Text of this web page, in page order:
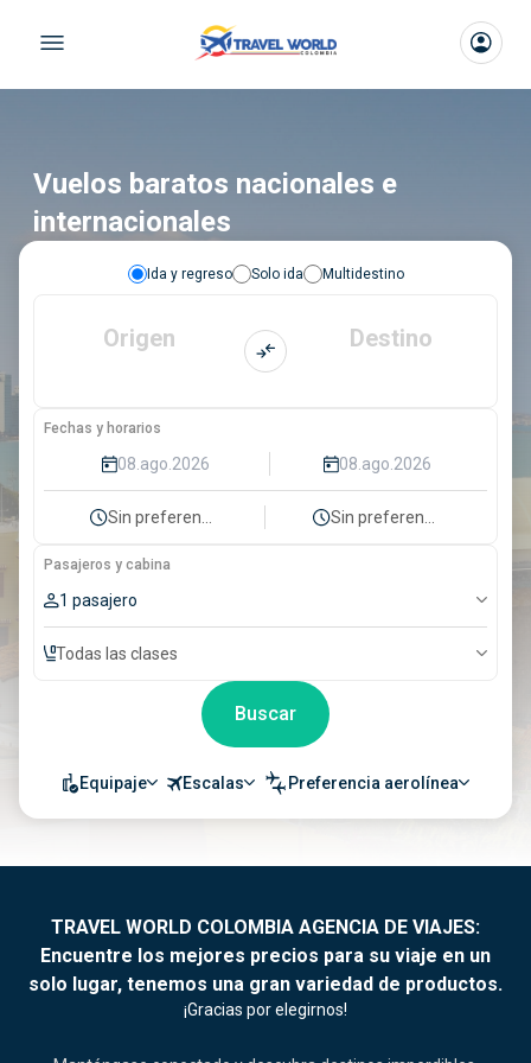
Vuelos baratos nacionales e
internacionales
Ida y regreso Solo ida Multidestino
Origen Destino
Fechas y horarios
Pasajeros y cabina
1 pasajero
Todas las clases
Buscar
Equipaje Escalas Preferencia aerolínea
TRAVEL WORLD COLOMBIA AGENCIA DE VIAJES:
Encuentre los mejores precios para su viaje en un
solo lugar, tenemos una gran variedad de productos.
¡Gracias por elegirnos!